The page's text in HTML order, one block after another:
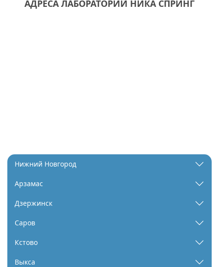
АДРЕСА ЛАБОРАТОРИЙ НИКА СПРИНГ
Нижний Новгород
Арзамас
Дзержинск
Саров
Кстово
Выкса